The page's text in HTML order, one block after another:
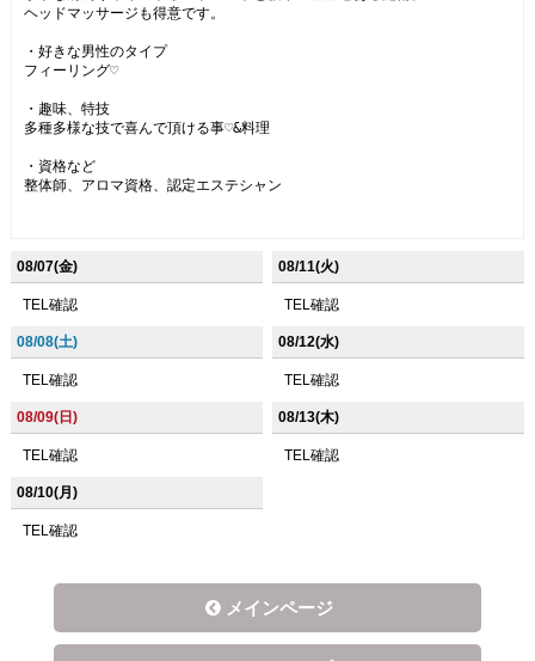
ヘッドマッサージも得意です。
・好きな男性のタイプ
フィーリング♡
・趣味、特技
多種多様な技で喜んで頂ける事♡&料理
・資格など
整体師、アロマ資格、認定エステシャン
08/07(金)
TEL確認
08/08(土)
TEL確認
08/09(日)
TEL確認
08/10(月)
TEL確認
08/11(火)
TEL確認
08/12(水)
TEL確認
08/13(木)
TEL確認
メインページ